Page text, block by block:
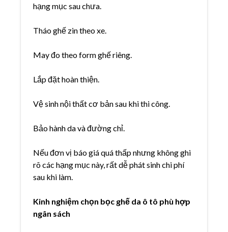
hạng mục sau chưa.
Tháo ghế zin theo xe.
May đo theo form ghế riêng.
Lắp đặt hoàn thiện.
Vệ sinh nội thất cơ bản sau khi thi công.
Bảo hành da và đường chỉ.
Nếu đơn vị báo giá quá thấp nhưng không ghi
rõ các hạng mục này, rất dễ phát sinh chi phí
sau khi làm.
Kinh nghiệm chọn bọc ghế da ô tô phù hợp
ngân sách